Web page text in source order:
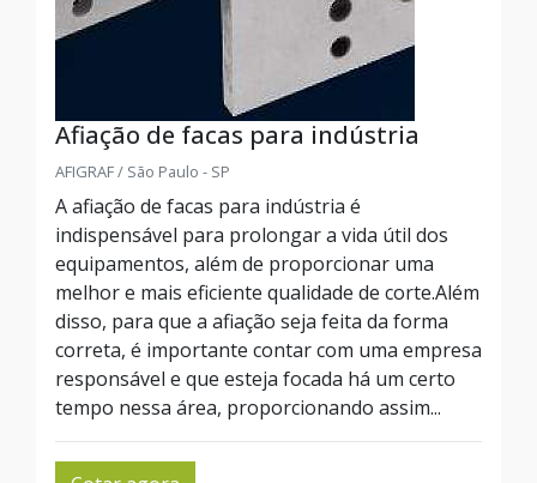
Afiação de facas para indústria
AFIGRAF / São Paulo - SP
A afiação de facas para indústria é
indispensável para prolongar a vida útil dos
equipamentos, além de proporcionar uma
melhor e mais eficiente qualidade de corte.Além
disso, para que a afiação seja feita da forma
correta, é importante contar com uma empresa
responsável e que esteja focada há um certo
tempo nessa área, proporcionando assim...